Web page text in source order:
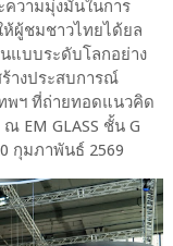
วามมุ่งมั่นในการ
ห้ผู้ชมชาวไทยได้ยล
แบบระดับโลกอย่าง
างประสบการณ์
พฯ ที่ถ่ายทอดแนวคิด
EM GLASS ชั้น G
กุมภาพันธ์ 2569